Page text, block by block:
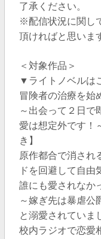
了承ください。
※配信状況に関し
頂ければと思いま
＜対象作品＞
▼ライトノベルは
冒険者の治療を
～出会って２日
愛は想定外です！
き】
原作都合で消され
ドを回避して自由
誰にも愛されなか
～嫁ぎ先は暴虐公
と溺愛されていま
校内ラジオで恋愛